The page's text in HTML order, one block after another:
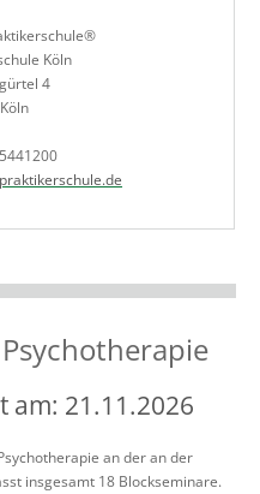
Köln
4
am: 21.11.2026
an der an der
insgesamt 18 Blockseminare.